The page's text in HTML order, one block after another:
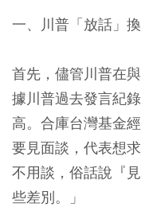
一、川普「放話」
首先，儘管川普在
據川普過去發言紀
高。合庫台灣基金
要見面談，代表想
不用談，俗話說『
些差別。」